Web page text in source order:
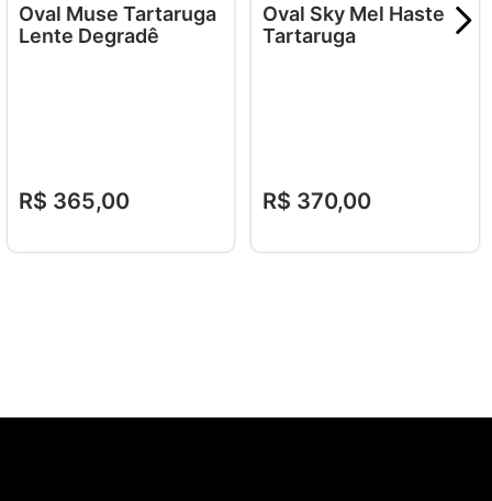
Oval Muse Tartaruga
Lente Degradê
R$ 365,00
Oval Sky Mel Haste
Tartaruga
R$ 370,00